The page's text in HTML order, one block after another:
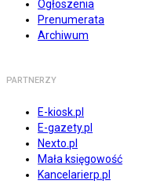
Ogłoszenia
Prenumerata
Archiwum
PARTNERZY
E-kiosk.pl
E-gazety.pl
Nexto.pl
Mała księgowość
Kancelarierp.pl